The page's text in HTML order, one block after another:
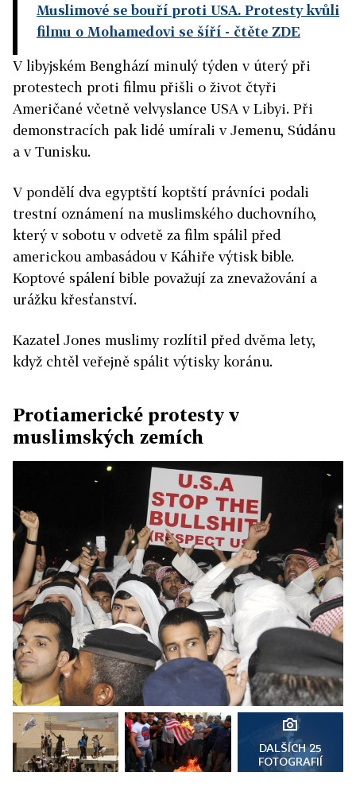
Muslimové se bouří proti USA. Protesty kvůli
filmu o Mohamedovi se šíří - čtěte ZDE
V libyjském Benghází minulý týden v úterý při
protestech proti filmu přišli o život čtyři
Američané včetně velvyslance USA v Libyi. Při
demonstracích pak lidé umírali v Jemenu, Súdánu
a v Tunisku.
V pondělí dva egyptští koptští právníci podali
trestní oznámení na muslimského duchovního,
který v sobotu v odvetě za film spálil před
americkou ambasádou v Káhiře výtisk bible.
Koptové spálení bible považují za znevažování a
urážku křesťanství.
Kazatel Jones muslimy rozlítil před dvěma lety,
když chtěl veřejně spálit výtisky koránu.
Protiamerické protesty v
muslimských zemích
DALŠÍCH 25
FOTOGRAFIÍ